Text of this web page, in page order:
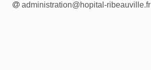
administration@hopital-ribeauville.fr